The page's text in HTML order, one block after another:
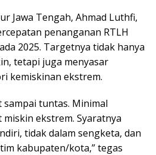
Jawa Tengah, Ahmad Luthfi,
penanganan RTLH
2025. Targetnya tidak hanya
tetapi juga menyasar
kemiskinan ekstrem.
sampai tuntas. Minimal
ekstrem. Syaratnya
tidak dalam sengketa, dan
kabupaten/kota,” tegas